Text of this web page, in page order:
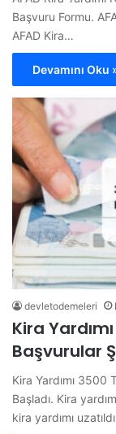
Başvuru Formu.
AFAD Kira…
Devamını Oku
devletodemeleri
Kira
Başvurular
Kira Yardımı
Başladı. Kira
kira yardımı